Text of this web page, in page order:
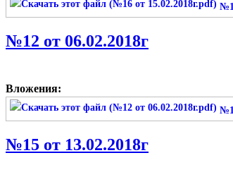
№12 от 06.02.2018г
Вложения:
№15 от 13.02.2018г